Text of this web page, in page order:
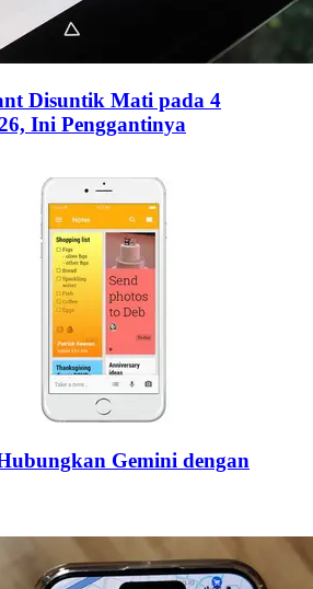
Disuntik Mati pada 4
Ini Penggantinya
Gemini dengan